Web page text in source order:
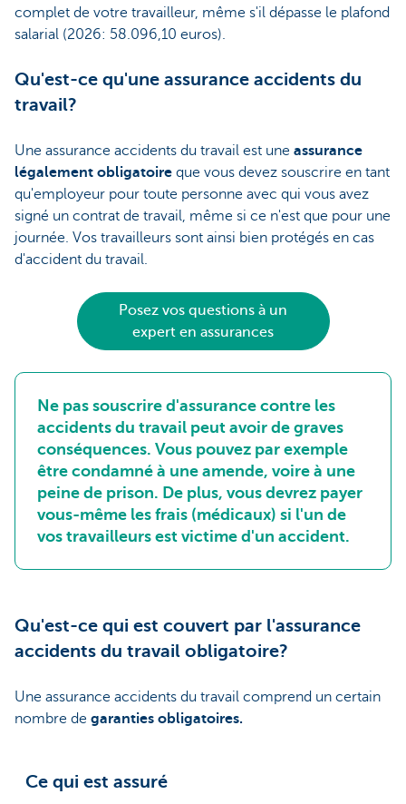
complet de votre travailleur, même s'il dépasse le plafond
salarial (2026: 58.096,10 euros).
Qu'est-ce qu'une assurance accidents du
travail?
Une assurance accidents du travail est une assurance
légalement obligatoire que vous devez souscrire en tant
qu'employeur pour toute personne avec qui vous avez
signé un contrat de travail, même si ce n'est que pour une
journée. Vos travailleurs sont ainsi bien protégés en cas
d'accident du travail.
Posez vos questions à un
expert en assurances
Ne pas souscrire d'assurance contre les
accidents du travail peut avoir de graves
conséquences. Vous pouvez par exemple
être condamné à une amende, voire à une
peine de prison. De plus, vous devrez payer
vous-même les frais (médicaux) si l'un de
vos travailleurs est victime d'un accident.
Qu'est-ce qui est couvert par l'assurance
accidents du travail obligatoire?
Une assurance accidents du travail comprend un certain
nombre de garanties obligatoires.
Ce qui est assuré